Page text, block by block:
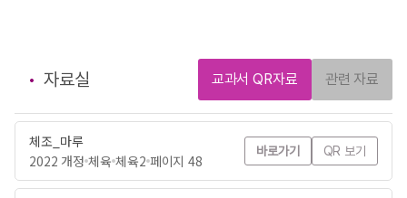
자료실 교과서 QR자료 관련 자료
체조_마루
2022 개정 체육 체육2 페이지 48
바로가기 QR 보기